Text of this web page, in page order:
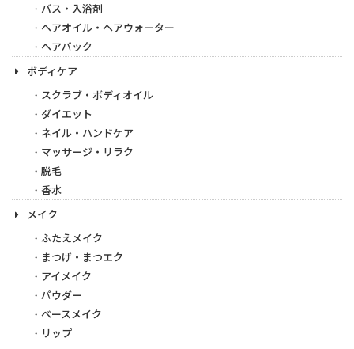
バス・入浴剤
ヘアオイル・ヘアウォーター
ヘアパック
ボディケア
スクラブ・ボディオイル
ダイエット
ネイル・ハンドケア
マッサージ・リラク
脱毛
香水
メイク
ふたえメイク
まつげ・まつエク
アイメイク
パウダー
ベースメイク
リップ